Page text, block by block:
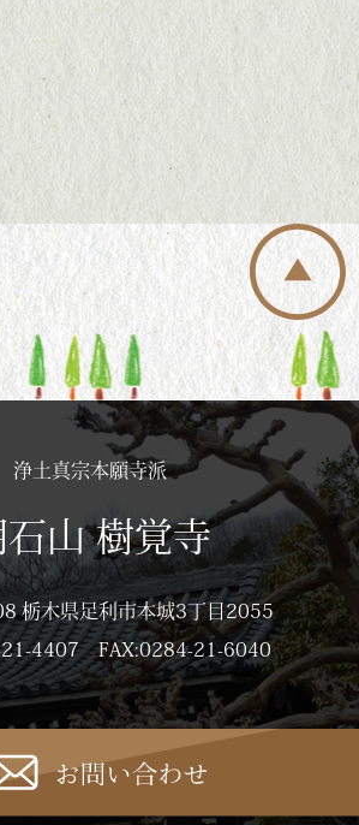
浄土真宗本願寺派
石山 樹覚寺
栃木県足利市本城3丁目2055
21-4407 FAX:0284-21-6040